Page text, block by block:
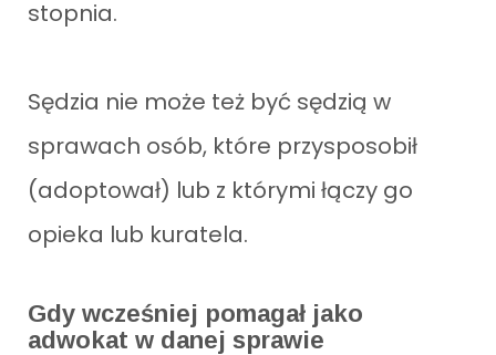
stopnia.
Sędzia nie może też być sędzią w
sprawach osób, które przysposobił
(adoptował) lub z którymi łączy go
opieka lub kuratela.
Gdy wcześniej pomagał jako
adwokat w danej sprawie